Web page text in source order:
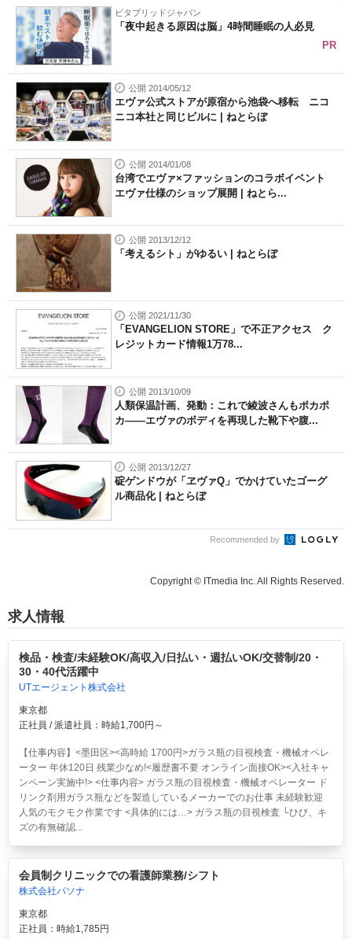
ビタブリッドジャパン
「夜中起きる原因は脳」4時間睡眠の人必見
PR
公開 2014/05/12
エヴァ公式ストアが原宿から池袋へ移転 ニコ
ニコ本社と同じビルに | ねとらぼ
公開 2014/01/08
台湾でエヴァ×ファッションのコラボイベント
エヴァ仕様のショップ展開 | ねとら...
公開 2013/12/12
「考えるシト」がゆるい | ねとらぼ
公開 2021/11/30
「EVANGELION STORE」で不正アクセス ク
レジットカード情報1万78...
公開 2013/10/09
人類保温計画、発動：これで綾波さんもポカポ
カ――エヴァのボディを再現した靴下や腹...
公開 2013/12/27
碇ゲンドウが「ヱヴァQ」でかけていたゴーグ
ル商品化 | ねとらぼ
Recommended by
Copyright © ITmedia Inc. All Rights Reserved.
求人情報
検品・検査/未経験OK/高収入/日払い・週払いOK/交替制/20・
30・40代活躍中
UTエージェント株式会社
東京都
正社員 / 派遣社員：時給1,700円～
【仕事内容】<墨田区><高時給 1700円>ガラス瓶の目視検査・機械オペレ
ーター 年休120日 残業少なめ!<履歴書不要 オンライン面接OK><入社キャ
ンペーン実施中!> <仕事内容> ガラス瓶の目視検査・機械オペレーター ド
リンク剤用ガラス瓶などを製造しているメーカーでのお仕事 未経験歓迎
人気のモクモク作業です <具体的には…> ガラス瓶の目視検査 └ひび、キ
ズの有無確認...
会員制クリニックでの看護師業務/シフト
株式会社パソナ
東京都
正社員：時給1,785円